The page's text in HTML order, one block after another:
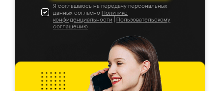
Я соглашаюсь на передачу персональных
данных согласно Политике
конфиденциальности
Пользовательскому
соглашению